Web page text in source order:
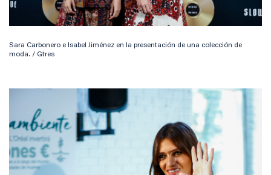
Sara Carbonero e Isabel Jiménez en la presentación de una colección de
moda. / Gtres